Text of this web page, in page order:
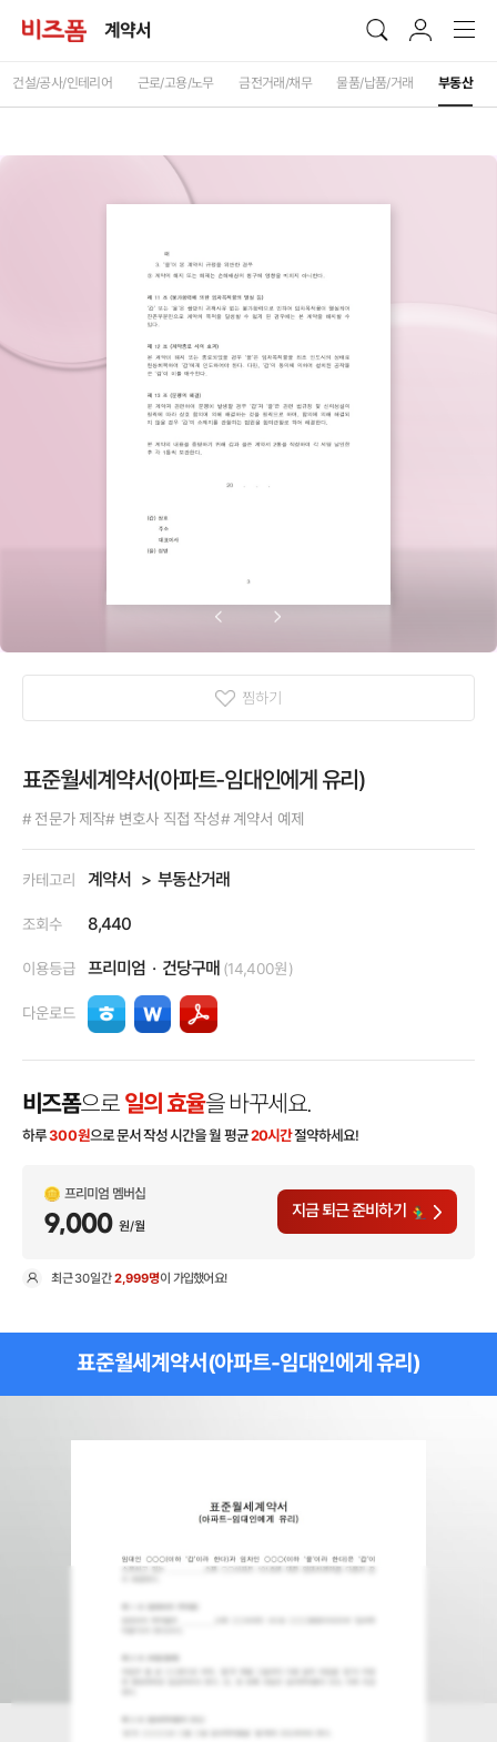
계약서
건설/공사/인테리어 근로/고용/노무 금전거래/채무 물품/납품/거래 부동산
찜하기
표준월세계약서(아파트-임대인에게 유리)
# 전문가 제작# 변호사 직접 작성# 계약서 예제
카테고리 계약서 부동산거래
조회수 8,440
이용등급 프리미엄 건당구매 (14,400원)
다운로드
비즈폼으로 일의 효율을 바꾸세요.
하루300원으로 문서 작성 시간을 월 평균20시간절약하세요!
프리미엄 멤버십
9,000 원/월
지금 퇴근 준비하기
최근30일간2,999명이 가입했어요!
표준월세계약서(아파트-임대인에게 유리)